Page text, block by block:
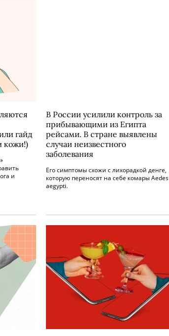
гайд
кожи!)
и
В России усилили контроль за
прибывающими из Египта
рейсами. В стране выявлены
случаи неизвестного
заболевания
Его симптомы схожи с лихорадкой денге,
которую переносят на себе комары Aedes
aegypti.